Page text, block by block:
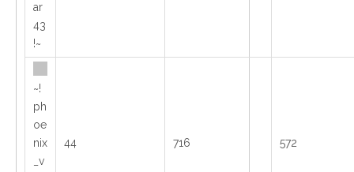
ar
43
!~
~!
ph
oe
nix
_v
44 716 572